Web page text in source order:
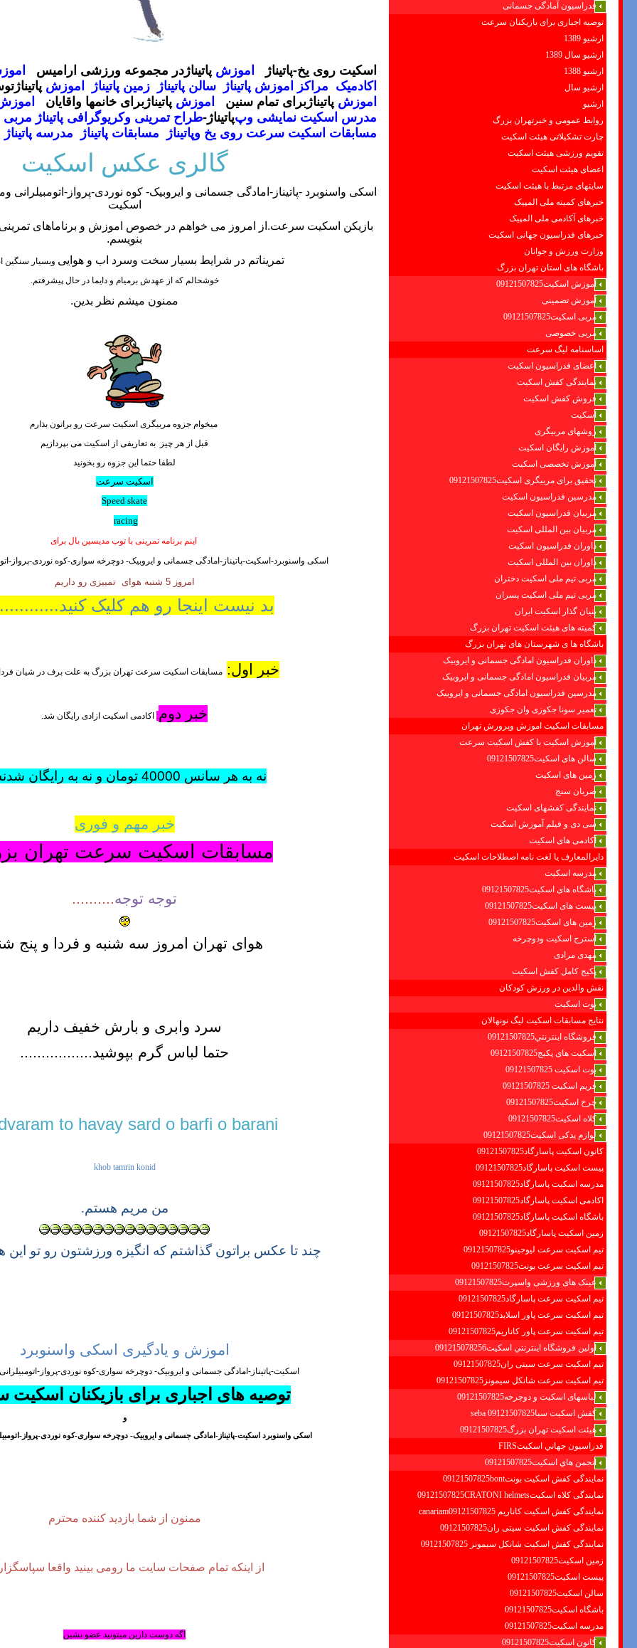
فدراسیون آمادگی جسمانی
توصیه اجباری برای بازیکنان سرعت
ارشیو 1389
ارشیو سال 1389
ارشیو 1388
ارشیو سال
ارشیو
روابط عمومی و خبرتهران بزرگ
چارت تشکیلاتی هیئت اسکیت
تقویم ورزشی هیئت اسکیت
اعضای هیئت اسکیت
سایتهای مرتبط با هیئت اسکیت
خبرهای کمیته ملی المپیک
خبرهای آکادمی ملی المپیک
خبرهای فدراسیون جهانی اسکیت
وزارت ورزش و جوانان
باشگاه های استان تهران بزرگ
آموزش اسکیت09121507825
آموزش تضمینی
مربی اسکیت09121507825
مربی خصوصی
اساسنامه لیگ سرعت
اعضای فدراسیون اسکیت
نمایندگی کفش اسکیت
فروش کفش اسکیت
اسکیت
روشهای مربیگری
اموزش رایگان اسکیت
آموزش تخصصی اسکیت
تحقیق برای مربیگری اسکیت09121507825
مدرسین فدراسیون اسکیت
مربیان فدراسیون اسکیت
مربیان بین المللی اسکیت
داوران فدراسیون اسکیت
داوران بین المللی اسکیت
مربی تیم ملی اسکیت دختران
مربی تیم ملی اسکیت پسران
بنیان گذار اسکیت ایران
کمیته های هیئت اسکیت تهران بزرگ
باشگاه ها ی شهرستان های تهران بزرگ
داوران فدراسیون امادگی جسمانی و ایروبیک
مربیان فدراسیون امادگی جسمانی و ایروبیک
مدرسین فدراسیون امادگی جسمانی و ایروبیک
تعمیر سونا جکوزی وان جکوزی
مسابقات اسکیت اموزش وپرورش تهران
آموزش اسکیت با کفش اسکیت سرعت
سالن های اسکیت09121507825
زمین های اسکیت
ضربان سنج
نمایندگی کفشهای اسکیت
سی دی و فیلم آموزش اسکیت
آکادمی های اسکیت
دایرالمعارف یا لغت نامه اصطلاحات اسکیت
مدرسه اسکیت
باشگاه های اسکیت09121507825
پیست های اسکیت09121507825
زمین های اسکیت09121507825
استرج اسکیت ودوچرخه
مهدی مرادی
پکیج کامل کفش اسکیت
نقش والدین در ورزش کودکان
بوت اسکیت
نتایج مسابقات اسکیت لیگ نونهالان
فروشگاه اينترنتي09121507825
اسکیت های پکیج09121507825
بوت اسکیت 09121507825
فریم اسکیت 09121507825
چرخ اسکیت09121507825
کلاه اسکیت09121507825
لوازم یدکی اسکیت09121507825
کانون اسکیت پاسارگاد09121507825
پیست اسکیت پاسارگاد09121507825
مدرسه اسکیت پاسارگاد09121507825
اکادمی اسکیت پاسارگاد09121507825
باشگاه اسکیت پاسارگاد09121507825
زمین اسکیت پاسارگاد09121507825
تیم اسکیت سرعت لیوجینو09121507825
تیم اسکیت سرعت بونت09121507825
عینک های ورزشی واسپرت09121507825
تیم اسکیت سرعت پاسارگاد09121507825
تیم اسکیت سرعت پاور اسلاید09121507825
تیم اسکیت سرعت پاور کاناریم09121507825
اولين فروشگاه اينترنتي اسكيت091215078256
تیم اسکیت سرعت سیتی ران09121507825
تیم اسکیت سرعت شانکل سیمونز09121507825
لباسهای اسکیت و دوچرخه09121507825
کفش اسکیت سبا09121507825 seba
هیئت اسکیت تهران بزرگ09121507825
فدراسيون جهاني اسكيتFIRS
انجمن هاي اسكيت09121507825
نمایندگی کفش اسکیت بونت09121507825bont
نمایندگی کلاه اسکیت09121507825CRATONI helmets
نمایندگی کفش اسکیت كاناريم canariam09121507825
نمایندگی کفش اسکیت سیتی ران09121507825
نمایندگی کفش اسکیت شانكل سيمونز 09121507825
زمین اسکیت09121507825
پیست اسکیت09121507825
سالن اسکیت09121507825
باشگاه اسکیت09121507825
مدرسه اسکیت09121507825
کانون اسکیت09121507825
اسکیت روی یخ-پاتيناژ اموزش پاتيناژ در مجموعه ورزشی ارامیس
اکادمیک مراکز اموزش پاتيناژ سالن پاتيناژ زمین پاتيناژ اموزش پاتيناژ
اموزش پاتيناژ برای تمام سنین اموزش پاتيناژ برای خانمها واقایان
مدرس اسکیت نمایشی وپپاتيناژ -طراح تمرینی وکریوگرافی پاتيناژ
مسابقات اسکیت سرعت روی یخ وپاتيناژ مسابقات پاتيناژ مدرسه پاتيناژ
گالری عکس اسکیت
اسکی واسنوبرد -پاتیناز-امادگی جسمانی و ایروبیک- کوه نوردی-پرواز-
اسکیت
بازیکن اسکیت سرعت.از امروز می خواهم در خصوص اموزش و برناماهای
بنویسم.
تمریناتم در شرایط بسیار سخت وسرد اب و هوایی وبسیار سنگین
خوشحالم که از عهدش برمیام و دایما در حال پیشرفتم.
ممنون میشم نظر بدین.
میخوام جزوه مربیگری اسکیت سرعت رو براتون بذارم
قبل از هر چیز به تعاریفی از اسکیت می بپردازیم
لطفا حتما این جزوه رو بخونید
اسکیت سرعت
Speed skate
racing
اینم برنامه تمرینی با توب مدیسین بال برای
اسکی واسنوبرد-اسکیت-پاتیناز-امادگی جسمانی و ایروبیک- دوچرخه سواری-کوه نوردی-پرواز-
امروز 5 شنبه هوای تمییزی رو داریم
بد نیست اینجا رو هم کلیک
خبر اول: مسابقات اسکیت سرعت تهران بزرگ به علت برف در شیان فردا
خبر دوم: اکادمی اسکیت ازادی رایگان شد.
نه به هر سانس 40000 تومان و نه به رایگان شدنش.
خبر مهم و فوری
مسابقات اسکیت سرعت تهران
توجه توجه..........
هوای تهران امروز سه شنبه و فردا و پنج
سرد وابری و بارش خفیف داریم
حتما لباس گرم بپوشید.................
to havay sard o barfi o barani
khob tamrin konid
من مریم هستم.
چند تا عکس براتون گذاشتم که انگیزه ورزشتون رو تو این
اموزش و یادگیری اسکی واسنوبرد
اسکیت-پاتیناز-امادگی جسمانی و ایروبیک- دوچرخه سواری-کوه نوردی-پرواز-
توصیه های اجباری برای بازیکنان اسکیت
و
اسکی واسنوبرد اسکیت-پاتیناز-امادگی جسمانی و ایروبیک- دوچرخه سواری-کوه نوردی-پرواز-
ممنون از شما بازدید کننده محترم
از اینکه تمام صفحات سایت ما رومی بینید واقعا
اگه دوست دارین میتونید عضو بشین